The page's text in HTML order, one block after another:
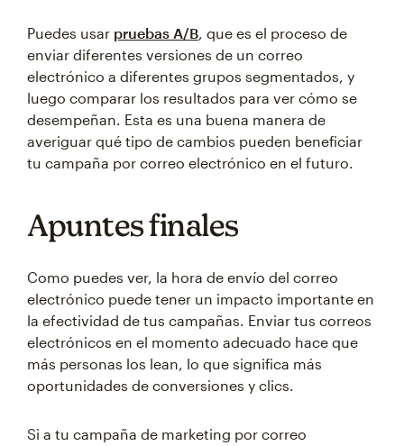
Puedes usar pruebas A/B, que es el proceso de
enviar diferentes versiones de un correo
electrónico a diferentes grupos segmentados, y
luego comparar los resultados para ver cómo se
desempeñan. Esta es una buena manera de
averiguar qué tipo de cambios pueden beneficiar
tu campaña por correo electrónico en el futuro.
Apuntes finales
Como puedes ver, la hora de envío del correo
electrónico puede tener un impacto importante en
la efectividad de tus campañas. Enviar tus correos
electrónicos en el momento adecuado hace que
más personas los lean, lo que significa más
oportunidades de conversiones y clics.
Si a tu campaña de marketing por correo